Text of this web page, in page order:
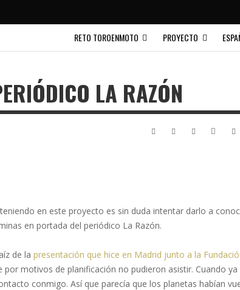
RETO TOROENMOTO PROYECTO
LA RAZÓN
en este proyecto es sin duda intentar darlo a
en portada del periódico La Razón.
de la presentación que hice en Madrid junto a la
por motivos de planificación no pudieron asistir. Cuando ya
conmigo. Así que parecía que los planetas habían